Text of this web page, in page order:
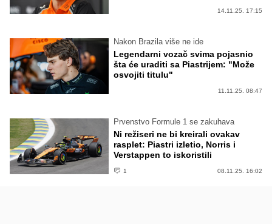
14.11.25. 17:15
Nakon Brazila više ne ide
Legendarni vozač svima pojasnio
šta će uraditi sa Piastrijem: "Može
osvojiti titulu"
11.11.25. 08:47
Prvenstvo Formule 1 se zakuhava
Ni režiseri ne bi kreirali ovakav
rasplet: Piastri izletio, Norris i
Verstappen to iskoristili
1 08.11.25. 16:02